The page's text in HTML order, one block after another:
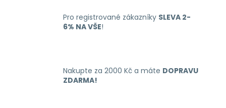
Pro registrované zákazníky SLEVA 2-
6% NA VŠE!
Nakupte za 2000 Kč a máte DOPRAVU
ZDARMA!